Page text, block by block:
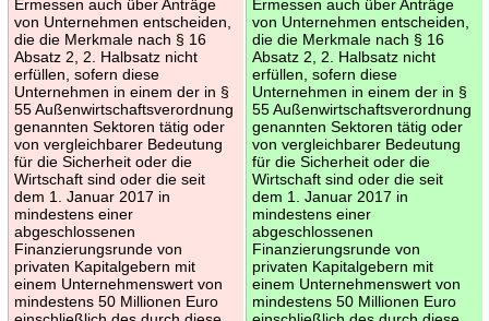
Ermessen auch über Anträge
von Unternehmen entscheiden,
die die Merkmale nach § 16
Absatz 2, 2. Halbsatz nicht
erfüllen, sofern diese
Unternehmen in einem der in §
55 Außenwirtschaftsverordnung
genannten Sektoren tätig oder
von vergleichbarer Bedeutung
für die Sicherheit oder die
Wirtschaft sind oder die seit
dem 1. Januar 2017 in
mindestens einer
abgeschlossenen
Finanzierungsrunde von
privaten Kapitalgebern mit
einem Unternehmenswert von
mindestens 50 Millionen Euro
Ermessen auch über Anträge
von Unternehmen entscheiden,
die die Merkmale nach § 16
Absatz 2, 2. Halbsatz nicht
erfüllen, sofern diese
Unternehmen in einem der in §
55 Außenwirtschaftsverordnung
genannten Sektoren tätig oder
von vergleichbarer Bedeutung
für die Sicherheit oder die
Wirtschaft sind oder die seit
dem 1. Januar 2017 in
mindestens einer
abgeschlossenen
Finanzierungsrunde von
privaten Kapitalgebern mit
einem Unternehmenswert von
mindestens 50 Millionen Euro